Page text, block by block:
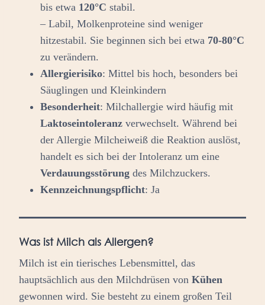
bis etwa 120°C stabil.
– Labil, Molkenproteine sind weniger
hitzestabil. Sie beginnen sich bei etwa 70-80°C
zu verändern.
Allergierisiko: Mittel bis hoch, besonders bei
Säuglingen und Kleinkindern
Besonderheit: Milchallergie wird häufig mit
Laktoseintoleranz verwechselt. Während bei
der Allergie Milcheiweiß die Reaktion auslöst,
handelt es sich bei der Intoleranz um eine
Verdauungsstörung des Milchzuckers.
Kennzeichnungspflicht: Ja
Was ist Milch als Allergen?
Milch ist ein tierisches Lebensmittel, das
hauptsächlich aus den Milchdrüsen von Kühen
gewonnen wird. Sie besteht zu einem großen Teil